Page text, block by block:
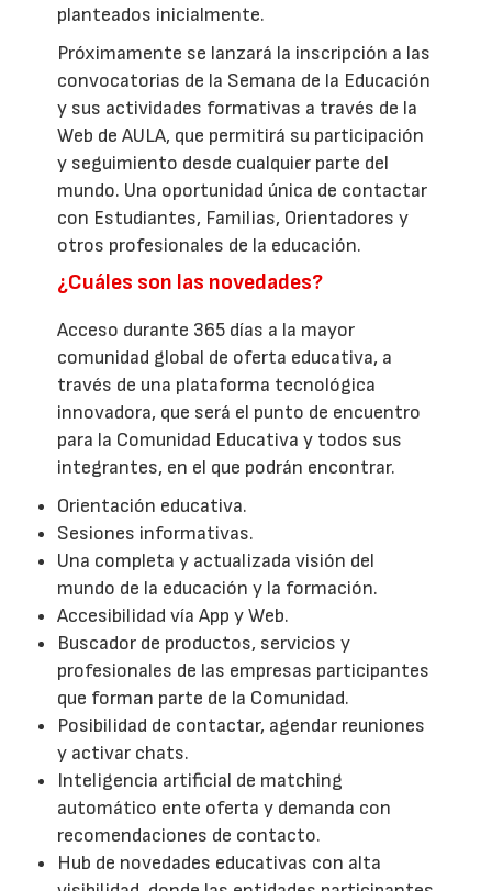
planteados inicialmente.
Próximamente se lanzará la inscripción a las
convocatorias de la Semana de la Educación
y sus actividades formativas a través de la
Web de AULA, que permitirá su participación
y seguimiento desde cualquier parte del
mundo. Una oportunidad única de contactar
con Estudiantes, Familias, Orientadores y
otros profesionales de la educación.
¿Cuáles son las novedades?
Acceso durante 365 días a la mayor
comunidad global de oferta educativa, a
través de una plataforma tecnológica
innovadora, que será el punto de encuentro
para la Comunidad Educativa y todos sus
integrantes, en el que podrán encontrar.
Orientación educativa.
Sesiones informativas.
Una completa y actualizada visión del
mundo de la educación y la formación.
Accesibilidad vía App y Web.
Buscador de productos, servicios y
profesionales de las empresas participantes
que forman parte de la Comunidad.
Posibilidad de contactar, agendar reuniones
y activar chats.
Inteligencia artificial de matching
automático ente oferta y demanda con
recomendaciones de contacto.
Hub de novedades educativas con alta